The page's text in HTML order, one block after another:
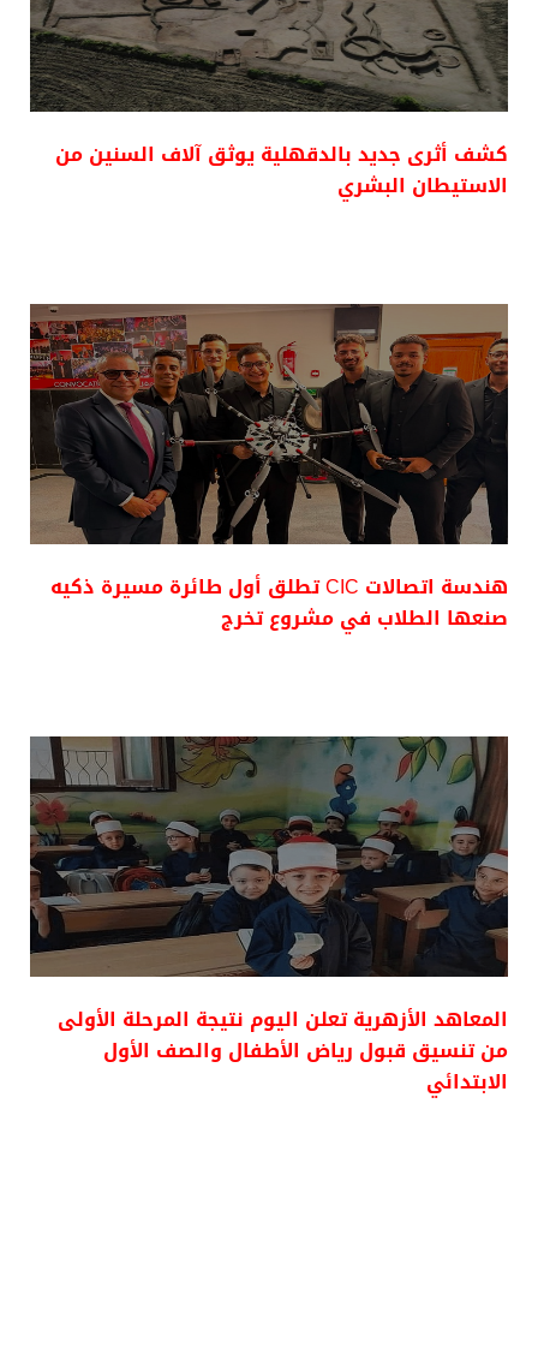
كشف أثرى جديد بالدقهلية يوثق آلاف السنين من
الاستيطان البشري
هندسة اتصالات CIC تطلق أول طائرة مسيرة ذكيه
صنعها الطلاب في مشروع تخرج
المعاهد الأزهرية تعلن اليوم نتيجة المرحلة الأولى
من تنسيق قبول رياض الأطفال والصف الأول
الابتدائي